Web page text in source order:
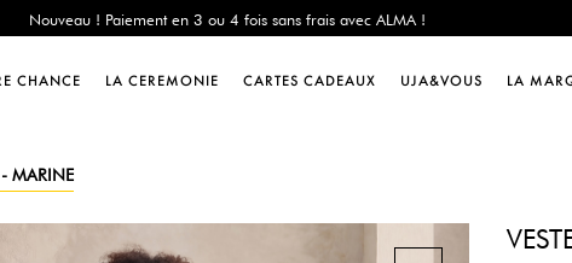
: -60% sur une sélection jusqu'au 23/08 en vous connectant à votre compte !
Livraison offerte dès 200€ d'achat
: -60% sur une sélection jusqu'au 23/08 en vous connectant à votre compte !
CHANCE LA CEREMONIE CARTES CADEAUX UJA&VOUS LA
- MARINE